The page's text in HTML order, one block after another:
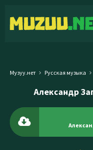
Музуу.нет Русская музыка
Александр